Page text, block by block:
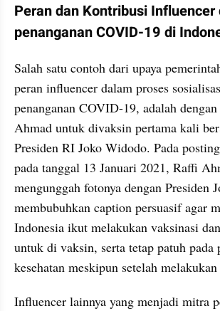
Peran dan Kontribusi
penanganan COVID-19 di
Salah satu contoh dari upaya
peran influencer dalam proses
penanganan COVID-19, adalah
Ahmad untuk divaksin pertama kali
Presiden RI Joko Widodo. Pada
pada tanggal 13 Januari 2021, Raffi
mengunggah fotonya dengan Presiden
membubuhkan caption persuasif agar
Indonesia ikut melakukan vaksinasi
untuk di vaksin, serta tetap patuh pada
kesehatan meskipun setelah
Influencer lainnya yang menjadi mitra